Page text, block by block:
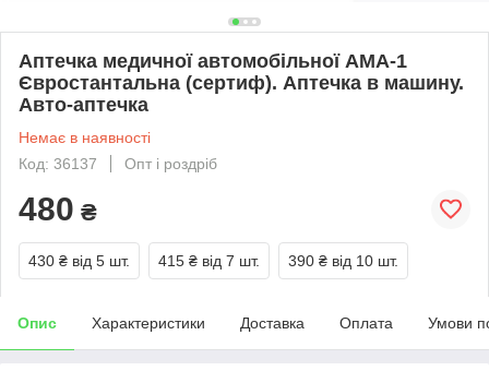
Аптечка медичної автомобільної АМА-1
Євростантальна (сертиф). Аптечка в машину.
Авто-аптечка
Немає в наявності
Код: 36137
Опт і роздріб
480 ₴
430 ₴ від 5 шт. 415 ₴ від 7 шт. 390 ₴ від 10 шт.
Опис Характеристики Доставка Оплата Умови